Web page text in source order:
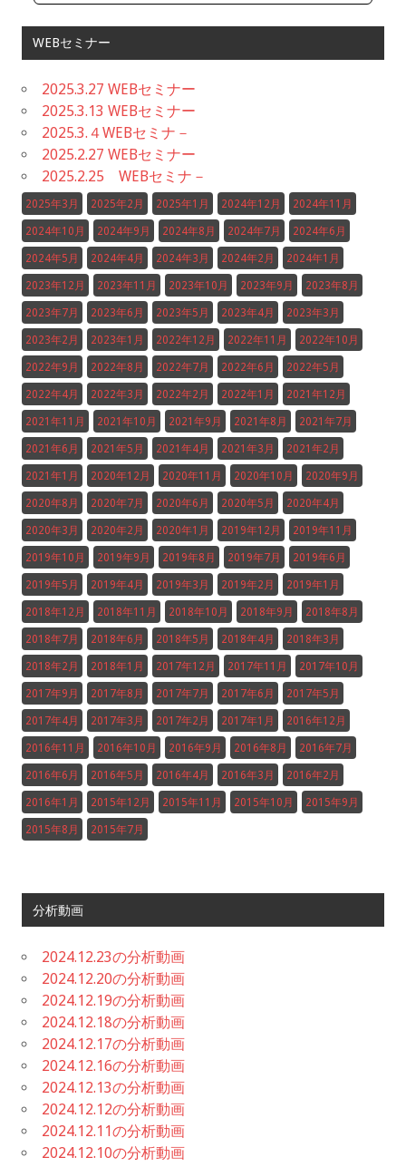
WEBセミナー
2025.3.27 WEBセミナー
2025.3.13 WEBセミナー
2025.3.４WEBセミナ－
2025.2.27 WEBセミナー
2025.2.25 WEBセミナ－
2025年3月 2025年2月 2025年1月 2024年12月 2024年11月
2024年10月 2024年9月 2024年8月 2024年7月 2024年6月
2024年5月 2024年4月 2024年3月 2024年2月 2024年1月
2023年12月 2023年11月 2023年10月 2023年9月 2023年8月
2023年7月 2023年6月 2023年5月 2023年4月 2023年3月
2023年2月 2023年1月 2022年12月 2022年11月 2022年10月
2022年9月 2022年8月 2022年7月 2022年6月 2022年5月
2022年4月 2022年3月 2022年2月 2022年1月 2021年12月
2021年11月 2021年10月 2021年9月 2021年8月 2021年7月
2021年6月 2021年5月 2021年4月 2021年3月 2021年2月
2021年1月 2020年12月 2020年11月 2020年10月 2020年9月
2020年8月 2020年7月 2020年6月 2020年5月 2020年4月
2020年3月 2020年2月 2020年1月 2019年12月 2019年11月
2019年10月 2019年9月 2019年8月 2019年7月 2019年6月
2019年5月 2019年4月 2019年3月 2019年2月 2019年1月
2018年12月 2018年11月 2018年10月 2018年9月 2018年8月
2018年7月 2018年6月 2018年5月 2018年4月 2018年3月
2018年2月 2018年1月 2017年12月 2017年11月 2017年10月
2017年9月 2017年8月 2017年7月 2017年6月 2017年5月
2017年4月 2017年3月 2017年2月 2017年1月 2016年12月
2016年11月 2016年10月 2016年9月 2016年8月 2016年7月
2016年6月 2016年5月 2016年4月 2016年3月 2016年2月
2016年1月 2015年12月 2015年11月 2015年10月 2015年9月
2015年8月 2015年7月
分析動画
2024.12.23の分析動画
2024.12.20の分析動画
2024.12.19の分析動画
2024.12.18の分析動画
2024.12.17の分析動画
2024.12.16の分析動画
2024.12.13の分析動画
2024.12.12の分析動画
2024.12.11の分析動画
2024.12.10の分析動画